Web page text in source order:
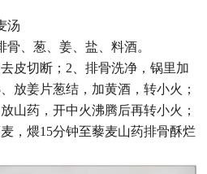
汤
、葱、姜、盐、料酒。
皮切断；2、排骨洗净，锅里加
放姜片葱结，加黄酒，转小火；
山药，开中火沸腾后再转小火；
，煨15分钟至藜麦山药排骨酥烂